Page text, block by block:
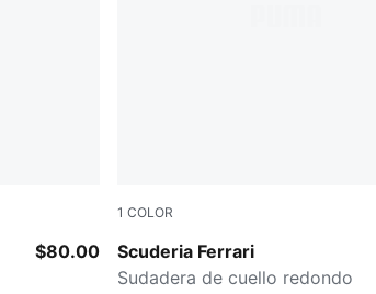
$80.00
1 COLOR
Scuderia Ferrari
PUMA BLACK
Sudadera de cuello redondo